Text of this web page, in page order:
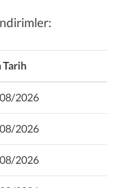
Tarih
2026
2026
2026